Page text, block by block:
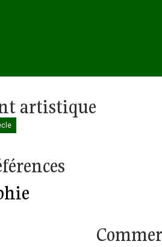
artistique